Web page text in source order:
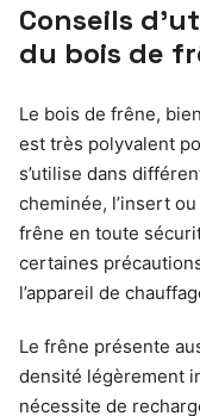
Conseils
du bois de
Le bois de frêne,
est très polyvalent
s’utilise dans
cheminée, l’insert
frêne en toute
certaines
l’appareil de
Le frêne présente
densité légèrement
nécessite de